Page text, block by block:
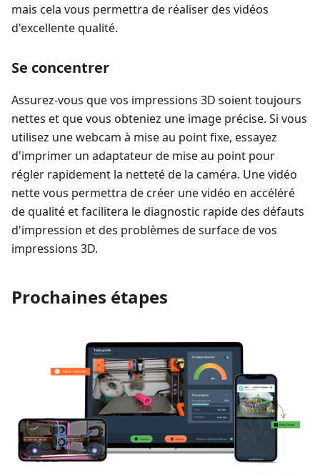
mais cela vous permettra de réaliser des vidéos
d'excellente qualité.
Se concentrer
Assurez-vous que vos impressions 3D soient toujours
nettes et que vous obteniez une image précise. Si vous
utilisez une webcam à mise au point fixe, essayez
d'imprimer un adaptateur de mise au point pour
régler rapidement la netteté de la caméra. Une vidéo
nette vous permettra de créer une vidéo en accéléré
de qualité et facilitera le diagnostic rapide des défauts
d'impression et des problèmes de surface de vos
impressions 3D.
Prochaines étapes